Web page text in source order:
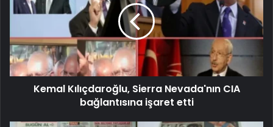
Kemal Kılıçdaroğlu, Sierra Nevada'nın CIA
bağlantısına işaret etti